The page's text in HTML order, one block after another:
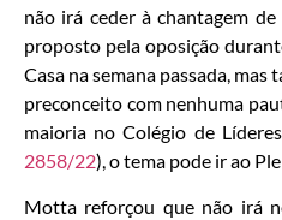
não irá ceder à chantagem
proposto pela oposição
Casa na semana passada,
preconceito com nenhuma
maioria no Colégio de
2858/22), o tema pode ir ao
Motta reforçou que não irá